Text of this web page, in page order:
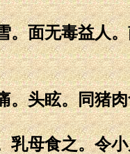
。面无毒益人
。头眩。同猪
乳母食之。令